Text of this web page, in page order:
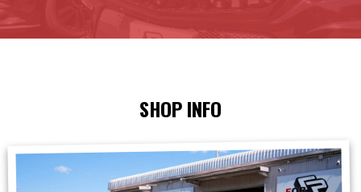
SHOP INFO